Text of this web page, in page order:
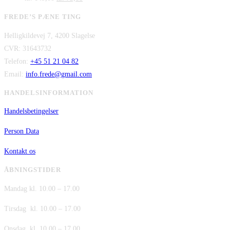
var:
er:
FREDE’S PÆNE TING
Helligkildevej 7, 4200 Slagelse
CVR: 31643732
Telefon: +45 51 21 04 82
Email: info.frede@gmail.com
HANDELSINFORMATION
Handelsbetingelser
Person Data
Kontakt os
ÅBNINGSTIDER
Mandag kl. 10.00 – 17.00
Tirsdag kl. 10.00 – 17.00